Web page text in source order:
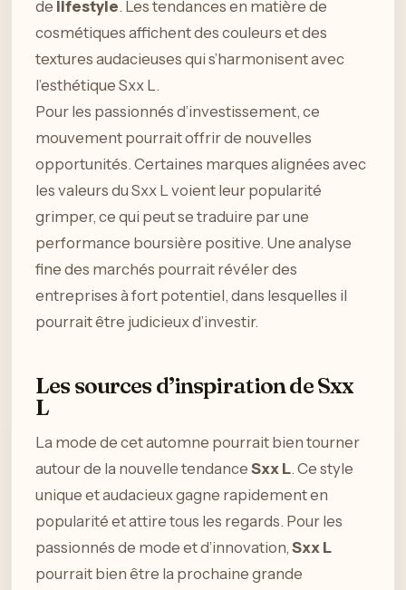
de lifestyle. Les tendances en matière de
cosmétiques affichent des couleurs et des
textures audacieuses qui s’harmonisent avec
l’esthétique Sxx L.
Pour les passionnés d’investissement, ce
mouvement pourrait offrir de nouvelles
opportunités. Certaines marques alignées avec
les valeurs du Sxx L voient leur popularité
grimper, ce qui peut se traduire par une
performance boursière positive. Une analyse
fine des marchés pourrait révéler des
entreprises à fort potentiel, dans lesquelles il
pourrait être judicieux d’investir.
Les sources d’inspiration de Sxx
L
La mode de cet automne pourrait bien tourner
autour de la nouvelle tendance Sxx L. Ce style
unique et audacieux gagne rapidement en
popularité et attire tous les regards. Pour les
passionnés de mode et d’innovation, Sxx L
pourrait bien être la prochaine grande